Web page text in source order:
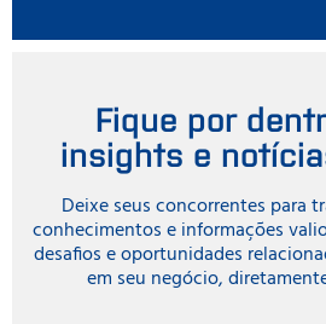
Fique por
insights e
Deixe seus concorrentes para
conhecimentos e informações
desafios e oportunidades
em seu negócio,